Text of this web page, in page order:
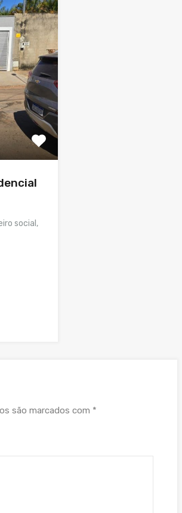
social,
são marcados com *